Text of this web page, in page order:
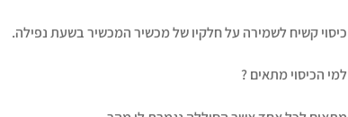
כיסוי קשיח לשמירה על חלקיו של מכשיר המכשיר בשעת נפילה.
למי הכיסוי מתאים ?